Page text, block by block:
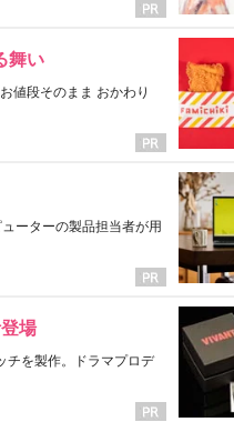
舞い
値段そのまま おかわり
ーターの製品担当者が用
場
チを製作。ドラマプロデ